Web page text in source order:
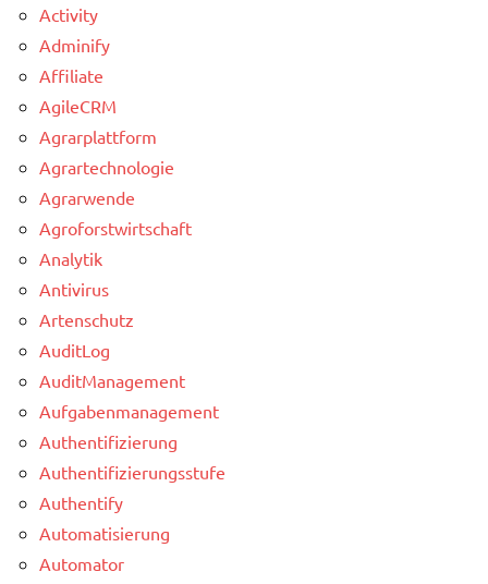
Activity
Adminify
Affiliate
AgileCRM
Agrarplattform
Agrartechnologie
Agrarwende
Agroforstwirtschaft
Analytik
Antivirus
Artenschutz
AuditLog
AuditManagement
Aufgabenmanagement
Authentifizierung
Authentifizierungsstufe
Authentify
Automatisierung
Automator